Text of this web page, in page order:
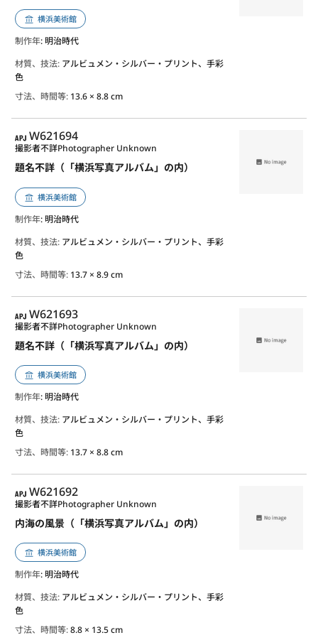
横浜美術館
制作年: 明治時代
材質、技法: アルビュメン・シルバー・プリント、手彩
色
寸法、時間等: 13.6 × 8.8 cm
APJ
W621694
題名不詳（「横浜写真アルバム」の内）
撮影者不詳Photographer Unknown
横浜美術館
制作年: 明治時代
材質、技法: アルビュメン・シルバー・プリント、手彩
色
寸法、時間等: 13.7 × 8.9 cm
APJ
W621693
題名不詳（「横浜写真アルバム」の内）
撮影者不詳Photographer Unknown
横浜美術館
制作年: 明治時代
材質、技法: アルビュメン・シルバー・プリント、手彩
色
寸法、時間等: 13.7 × 8.8 cm
APJ
W621692
内海の風景（「横浜写真アルバム」の内）
撮影者不詳Photographer Unknown
横浜美術館
制作年: 明治時代
材質、技法: アルビュメン・シルバー・プリント、手彩
色
寸法、時間等:8.8 × 13.5 cm